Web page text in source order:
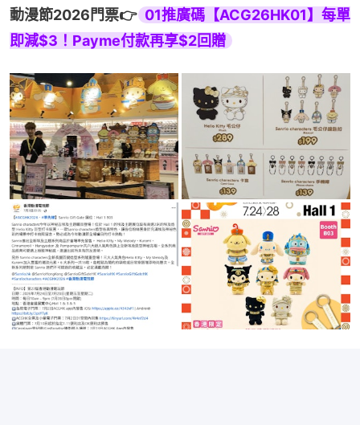
動漫節2026門票👉 01推廣碼【ACG26HK01】每單
即減$3！Payme付款再享$2回贈